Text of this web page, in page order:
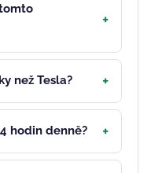
než Tesla?
hodin denně?